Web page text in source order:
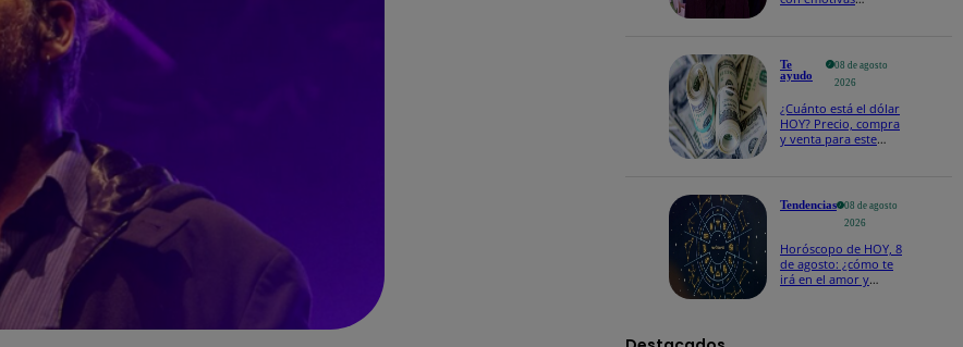
Te
ayudo
08 de agosto
2026
¿Cuánto está el dólar
HOY? Precio, compra
y venta para este
Tendencias
08 de agosto
2026
Horóscopo de HOY, 8
de agosto: ¿cómo te
irá en el amor y